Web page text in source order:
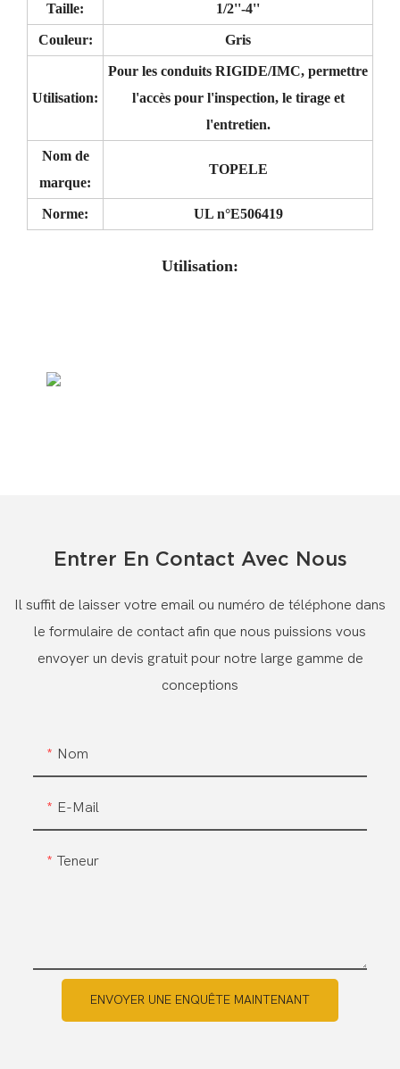
Taille: 1/2''-4''
Couleur: Gris
Utilisation:
Pour les conduits RIGIDE/IMC, permettre
l'accès pour l'inspection, le tirage et
l'entretien.
Nom de
marque:
TOPELE
Norme: UL n°E506419
Utilisation:
Entrer En Contact Avec Nous
Il suffit de laisser votre email ou numéro de téléphone dans
le formulaire de contact afin que nous puissions vous
envoyer un devis gratuit pour notre large gamme de
conceptions
Nom
E-Mail
Teneur
ENVOYER UNE ENQUÊTE MAINTENANT